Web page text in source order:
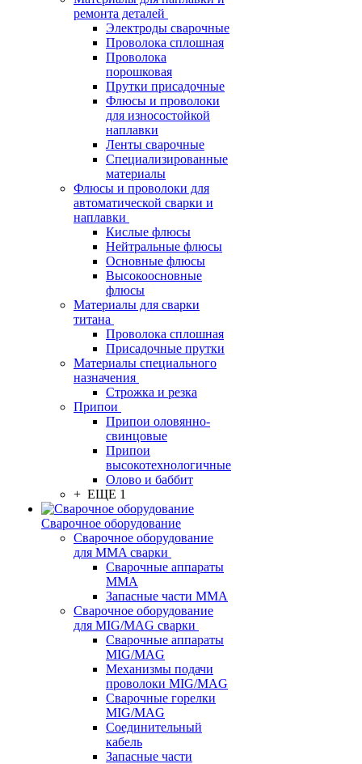
ремонта деталей
Электроды сварочные
Проволока сплошная
Проволока
порошковая
Прутки присадочные
Флюсы и проволоки
для износостойкой
наплавки
Ленты сварочные
Специализированные
материалы
Флюсы и проволоки для
автоматической сварки и
наплавки
Кислые флюсы
Нейтральные флюсы
Основные флюсы
Высокоосновные
флюсы
Материалы для сварки
титана
Проволока сплошная
Присадочные прутки
Материалы специального
назначения
Строжка и резка
Припои
Припои оловянно-
свинцовые
Припои
высокотехнологичные
Олово и баббит
+ ЕЩЕ 1
Сварочное оборудование
Сварочное оборудование
для MMA сварки
Сварочные аппараты
MMA
Запасные части MMA
Сварочное оборудование
для MIG/MAG сварки
Сварочные аппараты
MIG/MAG
Механизмы подачи
проволоки MIG/MAG
Сварочные горелки
MIG/MAG
Соединительный
кабель
Запасные части